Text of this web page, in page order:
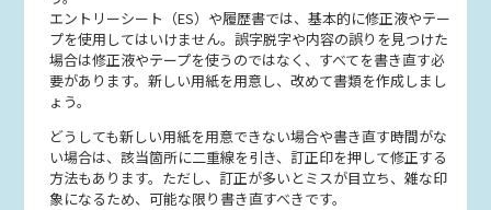
エントリーシート（ES）や履歴書では、基本的に修正液やテー
プを使用してはいけません。誤字脱字や内容の誤りを見つけた
場合は修正液やテープを使うのではなく、すべてを書き直す必
要があります。新しい用紙を用意し、改めて書類を作成しまし
ょう。
どうしても新しい用紙を用意できない場合や書き直す時間がな
い場合は、該当箇所に二重線を引き、訂正印を押して修正する
方法もあります。ただし、訂正が多いとミスが目立ち、雑な印
象になるため、可能な限り書き直すべきです。